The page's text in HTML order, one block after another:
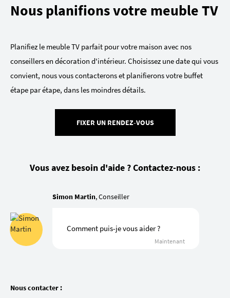
Nous planifions votre meuble TV
Planifiez le meuble TV parfait pour votre maison avec nos
conseillers en décoration d'intérieur. Choisissez une date qui vous
convient, nous vous contacterons et planifierons votre buffet
étape par étape, dans les moindres détails.
FIXER UN RENDEZ-VOUS
Vous avez besoin d'aide ? Contactez-nous :
Simon Martin, Conseiller
Comment puis-je vous aider ?
Maintenant
Nous contacter :